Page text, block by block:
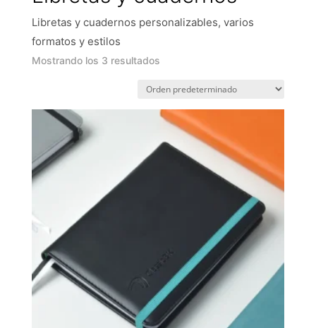
Libretas y cuadernos personalizables, varios
formatos y estilos
Mostrando los 3 resultados